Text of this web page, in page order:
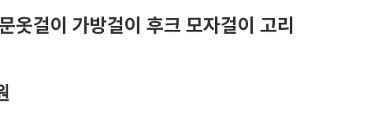
옷걸이 가방걸이 후크 모자걸이 고리